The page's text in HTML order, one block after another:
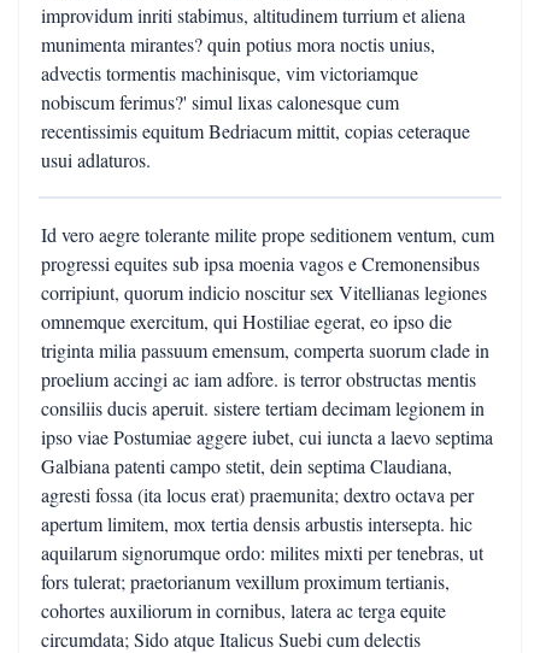
improvidum inriti stabimus, altitudinem turrium et aliena
munimenta mirantes? quin potius mora noctis unius,
advectis tormentis machinisque, vim victoriamque
nobiscum ferimus?' simul lixas calonesque cum
recentissimis equitum Bedriacum mittit, copias ceteraque
usui adlaturos.
Id vero aegre tolerante milite prope seditionem ventum, cum
progressi equites sub ipsa moenia vagos e Cremonensibus
corripiunt, quorum indicio noscitur sex Vitellianas legiones
omnemque exercitum, qui Hostiliae egerat, eo ipso die
triginta milia passuum emensum, comperta suorum clade in
proelium accingi ac iam adfore. is terror obstructas mentis
consiliis ducis aperuit. sistere tertiam decimam legionem in
ipso viae Postumiae aggere iubet, cui iuncta a laevo septima
Galbiana patenti campo stetit, dein septima Claudiana,
agresti fossa (ita locus erat) praemunita; dextro octava per
apertum limitem, mox tertia densis arbustis intersepta. hic
aquilarum signorumque ordo: milites mixti per tenebras, ut
fors tulerat; praetorianum vexillum proximum tertianis,
cohortes auxiliorum in cornibus, latera ac terga equite
circumdata; Sido atque Italicus Suebi cum delectis